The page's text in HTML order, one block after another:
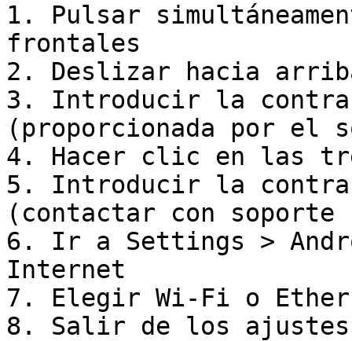
1. Pulsar
frontales
2. Deslizar hacia
3. Introducir la
(proporcionada por el
4. Hacer clic en las
5. Introducir la
(contactar con
6. Ir a Settings >
Internet
7. Elegir Wi‑Fi o
8. Salir de los